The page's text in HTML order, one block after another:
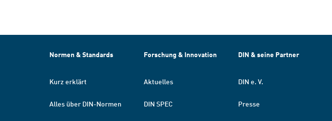
Normen & Standards
Kurz erklärt
Alles über DIN-Normen
Forschung & Innovation
Aktuelles
DIN SPEC
DIN & seine Partner
DIN e. V.
Presse